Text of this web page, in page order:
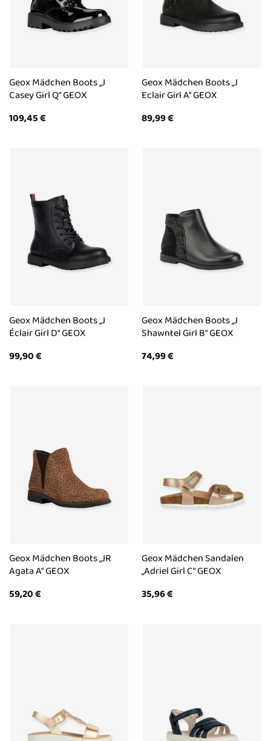
Geox Mädchen Boots „J
Casey Girl Q“ GEOX
109,45€
Geox Mädchen Boots „J
Eclair Girl A“ GEOX
89,99€
Geox Mädchen Boots „J
Éclair Girl D“ GEOX
99,90€
Geox Mädchen Boots „J
Shawntel Girl B“ GEOX
74,99€
Geox Mädchen Boots „JR
Agata A“ GEOX
59,20€
Geox Mädchen Sandalen
„Adriel Girl C“ GEOX
35,96€